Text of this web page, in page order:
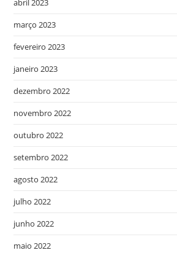
abril 2023
março 2023
fevereiro 2023
janeiro 2023
dezembro 2022
novembro 2022
outubro 2022
setembro 2022
agosto 2022
julho 2022
junho 2022
maio 2022